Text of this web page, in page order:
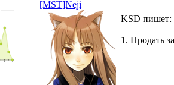
[MST]Neji
KSD пишет:
1. Продать